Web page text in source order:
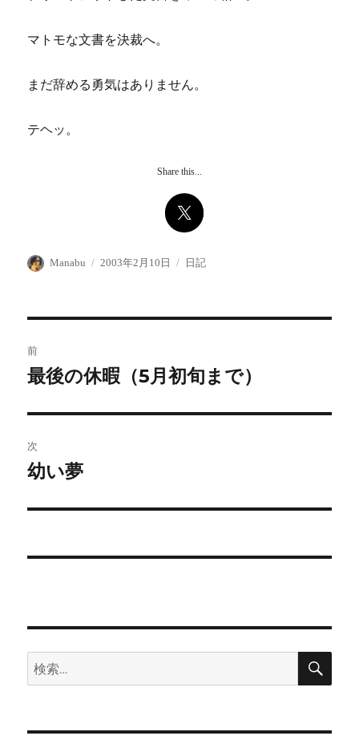
マトモな文書を決裁へ。
まだ辞める勇気はありません。
テヘッ。
Share this...
投
Manabu
投
2003年2月10日
カ
日記
稿
ビ
ゲ
ー
前
前
投
稿:
最後の休暇（5月初旬まで）
次
次
投
幼い夢
検
索:
検